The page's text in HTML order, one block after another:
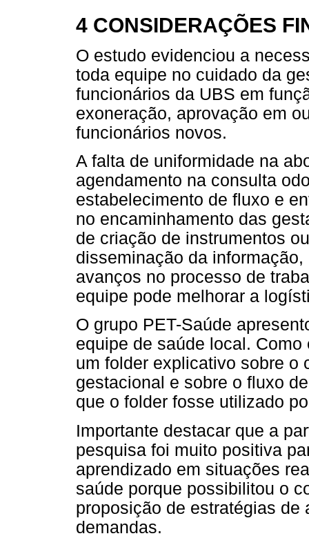
4 CONSIDERAÇÕES
O estudo evidenciou a
toda equipe no cuidado da
funcionários da UBS em
exoneração, aprovação em
funcionários novos.
A falta de uniformidade na
agendamento na consulta
estabelecimento de fluxo e
no encaminhamento das
de criação de instrumentos
disseminação da
avanços no processo de
equipe pode melhorar a
O grupo PET-Saúde
equipe de saúde local.
um folder explicativo sobre o
gestacional e sobre o fluxo
que o folder fosse utilizado
Importante destacar que a
pesquisa foi muito positiva
aprendizado em situações
saúde porque possibilitou o
proposição de estratégias de
demandas.